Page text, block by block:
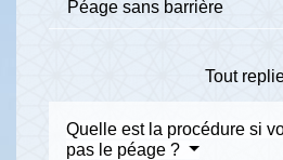
Péage sans barrière
Tout
Quelle est la procédure si
pas le péage ?